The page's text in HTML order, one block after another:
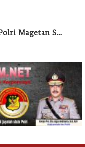
Magetan S…